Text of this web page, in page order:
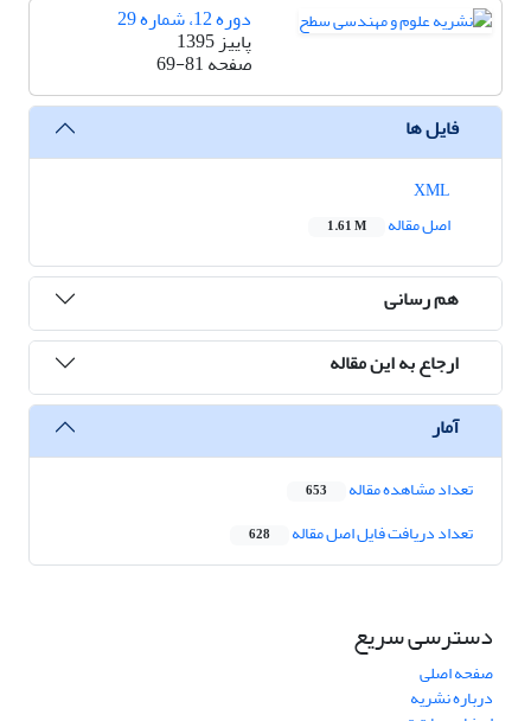
دوره 12، شماره 29
پاییز 1395
صفحه69-81
فایل ها
اصل مقاله
1.61 M
هم رسانی
ارجاع به این مقاله
آمار
تعداد مشاهده مقاله 653
تعداد دریافت فایل اصل مقاله 628
دسترسی سریع
صفحه اصلی
درباره نشریه